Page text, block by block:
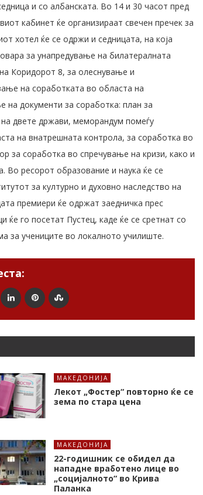
и со албанската. Во 14 и 30 часот пред
кабинет ќе организираат свечен пречек за
хотел ќе се одржи и седницата, на која
за унапредување на билатералната
Коридорот 8, за олеснување и
на соработката во областа на
на документи за соработка: план за
двете држави, меморандум помеѓу
на внатрешната контрола, за соработка во
за соработка во спречување на кризи, како и
ресорот образование и наука ќе се
за културно и духовно наследство на
премиери ќе одржат заедничка прес
ќе го посетат Пустец, каде ќе се сретнат со
за учениците во локалното училиште.
МАКЕДОНИЈА
Лекот „Фостер“ повторно ќе се
зема по стара цена
МАКЕДОНИЈА
22-годишник се обидел да
нападне вработено лице во
„социјалното“ во Крива
Паланка